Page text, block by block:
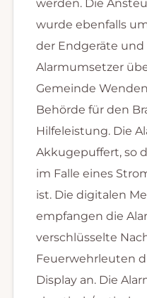
werden. Die
wurde ebenfalls
der Endgeräte
Alarmumsetzer
Gemeinde
Behörde für den
Hilfeleistung. Die
Akkugepuffert, so
im Falle eines
ist. Die digitalen
empfangen die
verschlüsselte
Feuerwehrleuten
Display an. Die